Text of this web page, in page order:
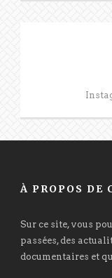
À PROPOS DE
Sur ce site, vous
passées, des
documentaires et